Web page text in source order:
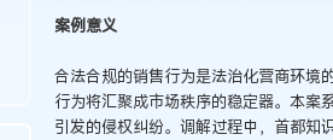
案例意义
合法合规的销售行为是法治化营商环境
行为将汇聚成市场秩序的稳定器。本案
引发的侵权纠纷。调解过程中，首都知